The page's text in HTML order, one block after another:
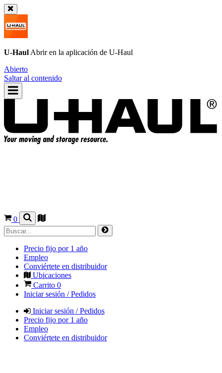
U-Haul Abrir en la aplicación de U-Haul
Abierto
Saltar al contenido
0
Precio fijo por 1 año
Empleo
Conviértete en distribuidor
Ubicaciones
Carrito 0
Iniciar sesión / Pedidos
Iniciar sesión / Pedidos
Precio fijo por 1 año
Empleo
Conviértete en distribuidor